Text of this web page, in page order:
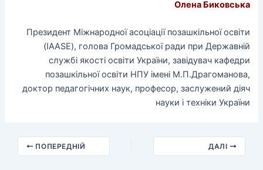
Олена Биковська
Президент Міжнародної асоціації позашкільної освіти
(IAASE), голова Громадської ради при Державній
службі якості освіти України, завідувач кафедри
позашкільної освіти НПУ імені М.П.Драгоманова,
доктор педагогічних наук, професор, заслужений діяч
науки і техніки України
ПОПЕРЕДНІЙ ДАЛІ